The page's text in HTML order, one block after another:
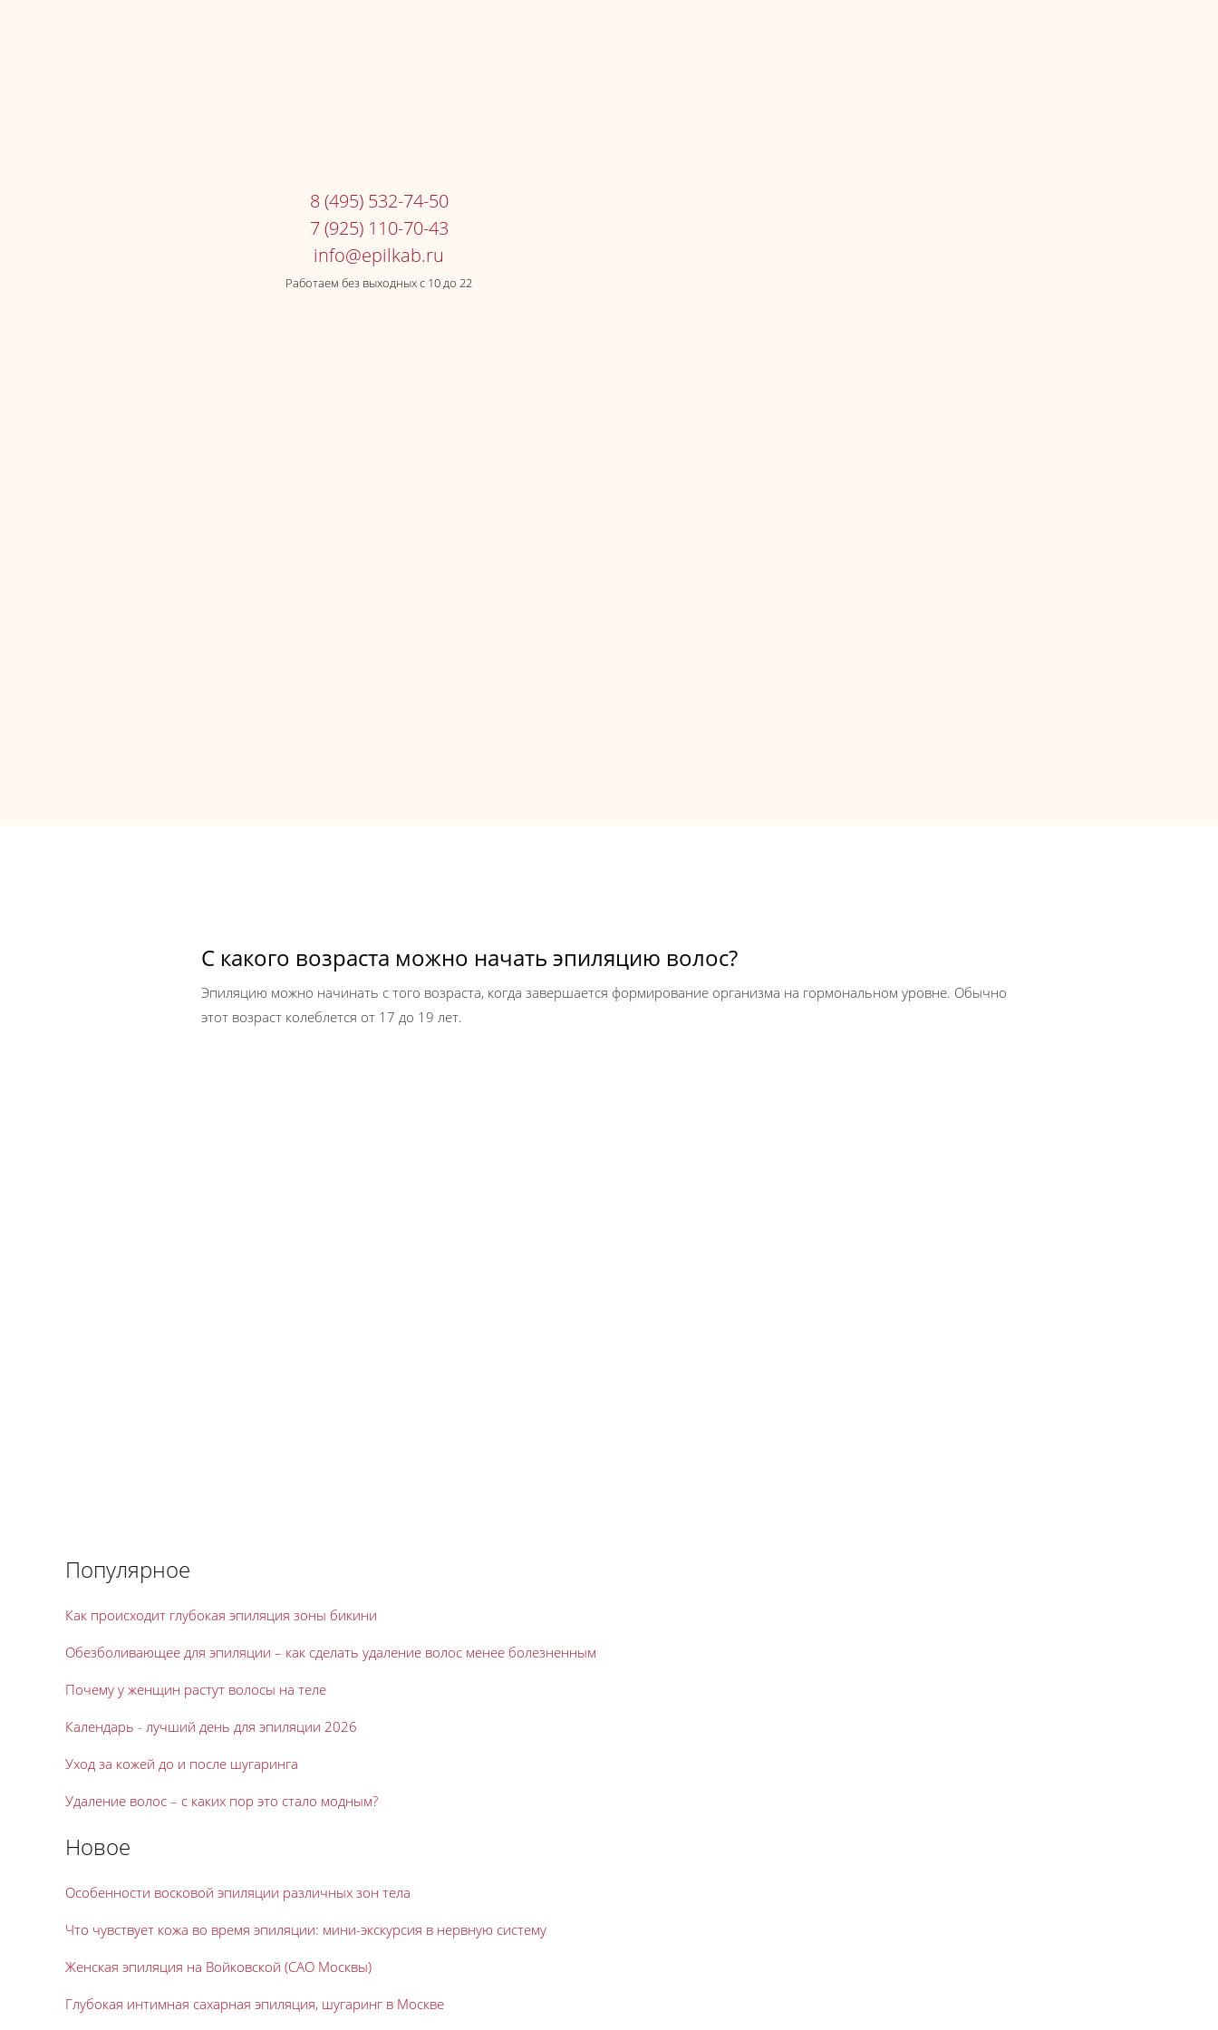
8 (495) 532-74-50
7 (925) 110-70-43
Работаем без выходных c 10 до 22
С какого возраста можно начать эпиляцию волос?
Эпиляцию можно начинать с того возраста, когда завершается формирование организма на гормональном уровне. Обычно
этот возраст колеблется от 17 до 19 лет.
Популярное
Как происходит глубокая эпиляция зоны бикини
Обезболивающее для эпиляции – как сделать удаление волос менее болезненным
Почему у женщин растут волосы на теле
Календарь - лучший день для эпиляции 2026
Уход за кожей до и после шугаринга
Удаление волос – с каких пор это стало модным?
Новое
Особенности восковой эпиляции различных зон тела
Что чувствует кожа во время эпиляции: мини-экскурсия в нервную систему
Женская эпиляция на Войковской (САО Москвы)
Глубокая интимная сахарная эпиляция, шугаринг в Москве